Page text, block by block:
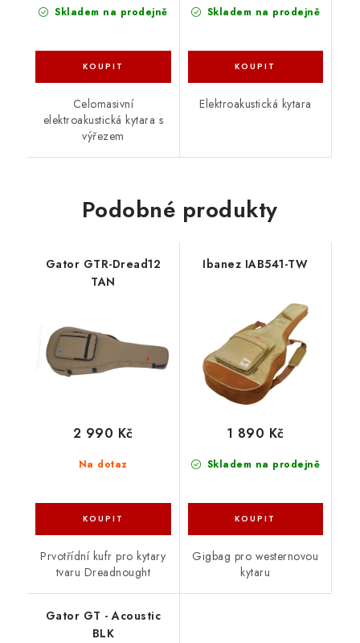
Skladem na prodejně
Celomasivní
elektroakustická kytara s
výřezem
Skladem na prodejně
Elektroakustická kytara
Podobné produkty
Gator GTR-Dread12
TAN
Na dotaz
2 990 Kč
Prvotřídní kufr pro kytary
tvaru Dreadnought
Ibanez IAB541-TW
Skladem na prodejně
1 890 Kč
Gigbag pro westernovou
kytaru
Gator GT - Acoustic
BLK